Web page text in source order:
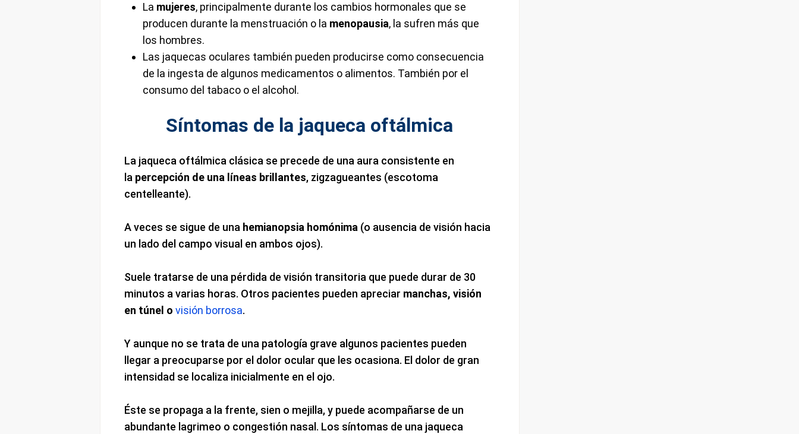
La mujeres, principalmente durante los cambios hormonales que se
producen durante la menstruación o la menopausia, la sufren más que
los hombres.
Las jaquecas oculares también pueden producirse como consecuencia
de la ingesta de algunos medicamentos o alimentos. También por el
consumo del tabaco o el alcohol.
Síntomas de la jaqueca oftálmica
La jaqueca oftálmica clásica se precede de una aura consistente en
la percepción de una líneas brillantes, zigzagueantes (escotoma
centelleante).
A veces se sigue de una hemianopsia homónima (o ausencia de visión hacia
un lado del campo visual en ambos ojos).
Suele tratarse de una pérdida de visión transitoria que puede durar de 30
minutos a varias horas. Otros pacientes pueden apreciar manchas, visión
en túnel o visión borrosa.
Y aunque no se trata de una patología grave algunos pacientes pueden
llegar a preocuparse por el dolor ocular que les ocasiona. El dolor de gran
intensidad se localiza inicialmente en el ojo.
Éste se propaga a la frente, sien o mejilla, y puede acompañarse de un
abundante lagrimeo o congestión nasal. Los síntomas de una jaqueca